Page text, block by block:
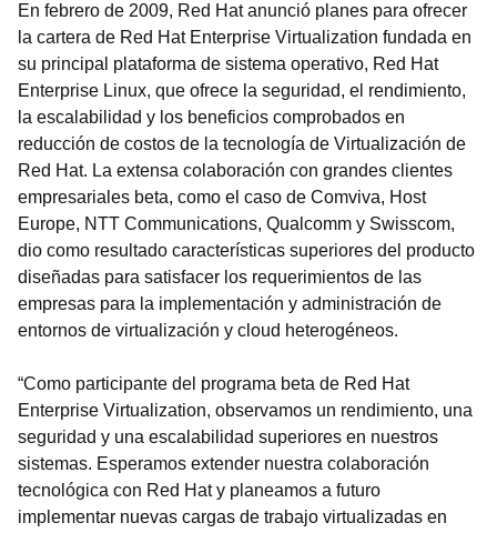
En febrero de 2009, Red Hat anunció planes para ofrecer
la cartera de Red Hat Enterprise Virtualization fundada en
su principal plataforma de sistema operativo, Red Hat
Enterprise Linux, que ofrece la seguridad, el rendimiento,
la escalabilidad y los beneficios comprobados en
reducción de costos de la tecnología de Virtualización de
Red Hat. La extensa colaboración con grandes clientes
empresariales beta, como el caso de Comviva, Host
Europe, NTT Communications, Qualcomm y Swisscom,
dio como resultado características superiores del producto
diseñadas para satisfacer los requerimientos de las
empresas para la implementación y administración de
entornos de virtualización y cloud heterogéneos.
“Como participante del programa beta de Red Hat
Enterprise Virtualization, observamos un rendimiento, una
seguridad y una escalabilidad superiores en nuestros
sistemas. Esperamos extender nuestra colaboración
tecnológica con Red Hat y planeamos a futuro
implementar nuevas cargas de trabajo virtualizadas en